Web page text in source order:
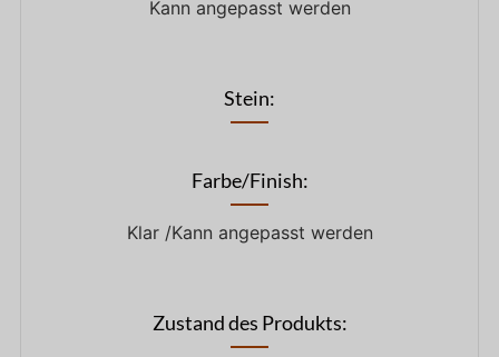
Kann angepasst werden
Stein:
Farbe/Finish:
Klar /Kann angepasst werden
Zustand des Produkts: